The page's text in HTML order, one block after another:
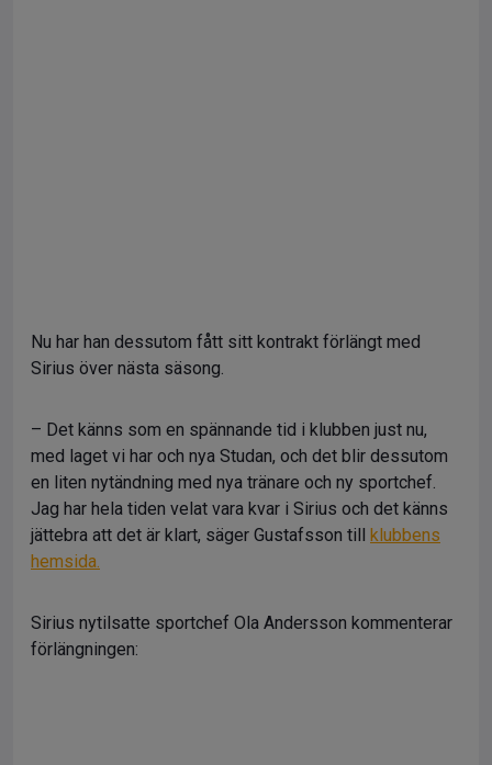
Nu har han dessutom fått sitt kontrakt förlängt med
Sirius över nästa säsong.
– Det känns som en spännande tid i klubben just nu,
med laget vi har och nya Studan, och det blir dessutom
en liten nytändning med nya tränare och ny sportchef.
Jag har hela tiden velat vara kvar i Sirius och det känns
jättebra att det är klart, säger Gustafsson till klubbens
hemsida.
Sirius nytilsatte sportchef Ola Andersson kommenterar
förlängningen: